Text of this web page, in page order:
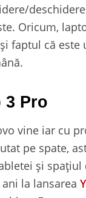
Oricum,
faptul că este
3 Pro
vine iar cu
pe spate,
și spațiul
la lansarea